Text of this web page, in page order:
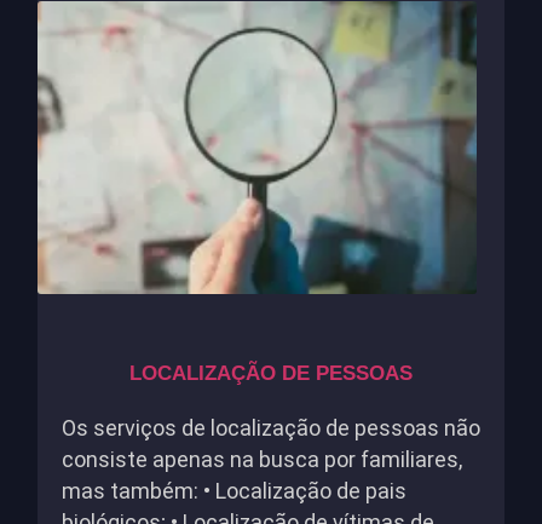
LOCALIZAÇÃO DE PESSOAS
Os serviços de localização de pessoas não
consiste apenas na busca por familiares,
mas também: • Localização de pais